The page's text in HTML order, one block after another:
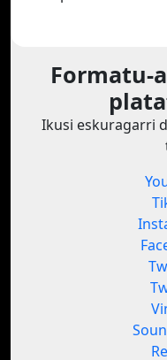
Formatu-
Ikusi eskuragarri